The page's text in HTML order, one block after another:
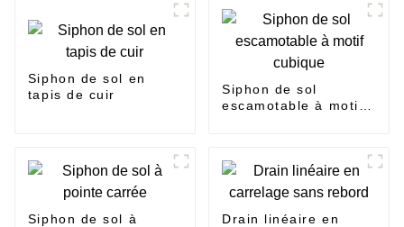
Siphon de sol en
tapis de cuir
Siphon de sol
escamotable à motif
Siphon de sol à Drain linéaire en